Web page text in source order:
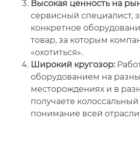
Высокая ценность на
сервисный специалист,
конкретное
товар, за которым
«охотиться».
Широкий кругозор:
оборудованием на
месторождениях и в
получаете
понимание всей